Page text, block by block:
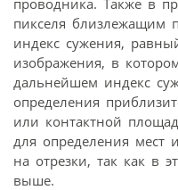
пикселя близлежащим
индекс сужения,
изображения, в
дальнейшем индекс
определения
или контактной
для определения мест
на отрезки, так как в
выше.